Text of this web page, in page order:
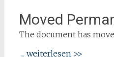
Moved
The document has
... weiterlesen >>